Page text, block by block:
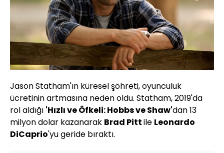
JasonStatham'ın küresel şöhreti, oyunculuk
ücretinin artmasına neden oldu. Statham, 2019'da
rol aldığı 'Hızlı ve Öfkeli:HobbsveShaw'dan13
milyon dolar kazanarak Brad Pittile Leonardo
DiCaprio'yugeride bıraktı.